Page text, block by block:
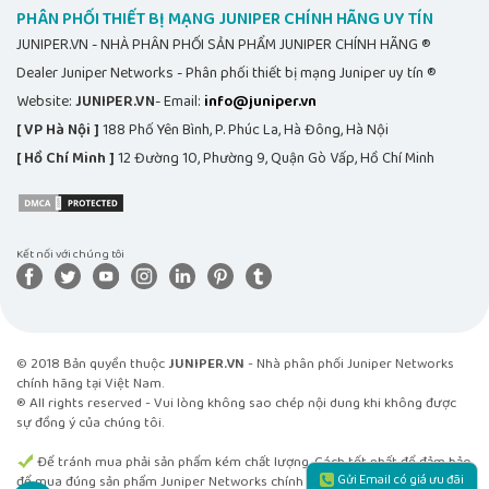
PHÂN PHỐI THIẾT BỊ MẠNG JUNIPER CHÍNH HÃNG UY TÍN
JUNIPER.VN - NHÀ PHÂN PHỐI SẢN PHẨM JUNIPER CHÍNH HÃNG ®
Dealer Juniper Networks - Phân phối thiết bị mạng Juniper uy tín ®
Website:JUNIPER.VN- Email: info@juniper.vn
[ VP Hà Nội ]188 Phố Yên Bình, P. Phúc La, Hà Đông, Hà Nội
[ Hồ Chí Minh ]12 Đường 10, Phường 9, Quận Gò Vấp, Hồ Chí Minh
Kết nối với chúng tôi
© 2018 Bản quyền thuộcJUNIPER.VN- Nhà phân phối Juniper Networks
chính hãng tại Việt Nam.
® All rights reserved - Vui lòng không sao chép nội dung khi không được
sự đồng ý của chúng tôi.
Để tránh mua phải sản phẩm kém chất lượng. Cách tốt nhất để đảm bảo
để mua đúng sản phẩm Juniper Networks chính hãng tại Việt Nam là mua
Gửi Email có giá ưu đãi